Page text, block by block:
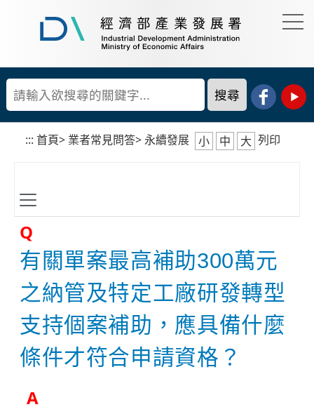
到
主
要
內
容
塊
濟
部
業
發
展
署
::: 首頁> 業者常見問答> 永續發展 小 中 大 列印
Q
有關單案最高補助300萬元
之納管及特定工廠研發轉型
支持個案補助，應具備什麼
條件才符合申請資格？
A